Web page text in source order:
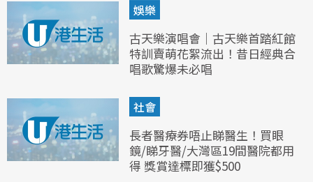
娛樂
古天樂演唱會｜古天樂首踏紅館
特訓賣萌花絮流出！昔日經典合
唱歌驚爆未必唱
社會
長者醫療券唔止睇醫生！買眼
鏡/睇牙醫/大灣區19間醫院都用
得 獎賞達標即獲$500